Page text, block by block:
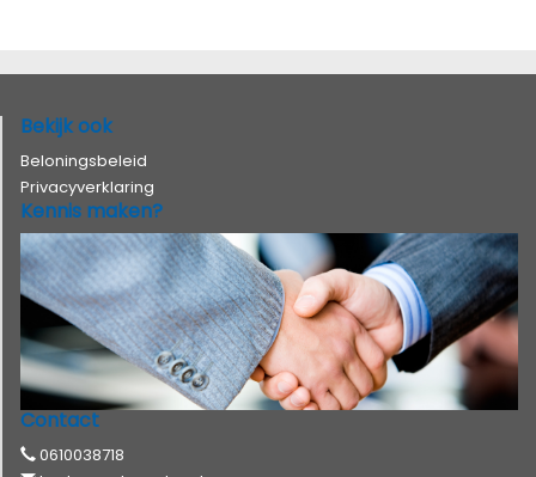
Bekijk ook
Beloningsbeleid
Privacyverklaring
Kennis maken?
Contact
0610038718